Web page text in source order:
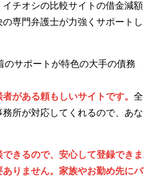
イチオシの比較サイトの借金減額
専門弁護士が力強くサポートし
のサポートが特色の大手の債務
がある頼もしいサイトです。 全
所が対応してくれるので、あな
きるので、安心して登録できま
りません。家族やお勤め先にバ